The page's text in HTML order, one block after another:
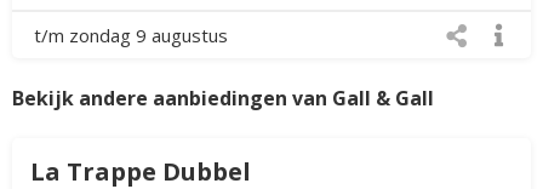
t/m zondag 9 augustus
Bekijk andere aanbiedingen van Gall & Gall
La Trappe Dubbel